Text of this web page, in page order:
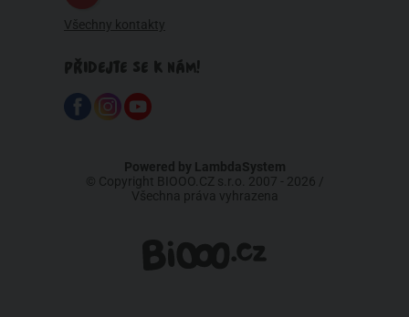
Všechny kontakty
PŘIDEJTE SE K NÁM!
Powered by LambdaSystem
© Copyright BIOOO.CZ s.r.o. 2007 - 2026 /
Všechna práva vyhrazena